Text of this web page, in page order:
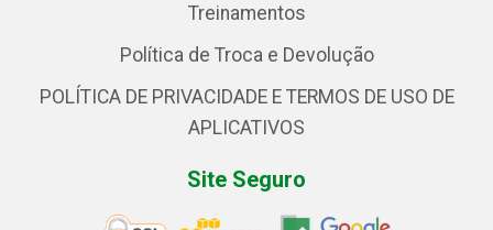
Treinamentos
Política de Troca e Devolução
POLÍTICA DE PRIVACIDADE E TERMOS DE USO DE
APLICATIVOS
Site Seguro